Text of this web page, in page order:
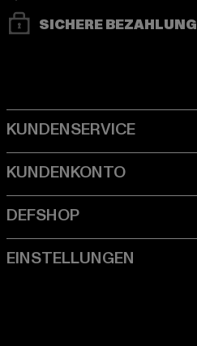
SICHERE BEZAHLUNG